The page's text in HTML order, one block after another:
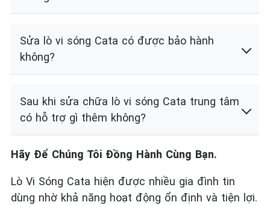
Sửa lò vi sóng Cata có được bảo hành
không?
Sau khi sửa chữa lò vi sóng Cata trung tâm
có hỗ trợ gì thêm không?
Hãy Để Chúng Tôi Đồng Hành Cùng Bạn.
Lò Vi Sóng Cata hiện được nhiều gia đình tin
dùng nhờ khả năng hoạt động ổn định và tiện lợi.